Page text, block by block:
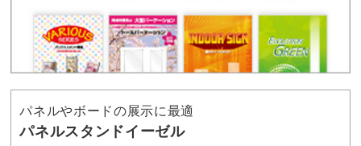
パネルやボードの展示に最適
パネルスタンドイーゼル